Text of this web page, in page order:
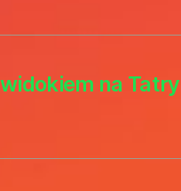
na Tatry